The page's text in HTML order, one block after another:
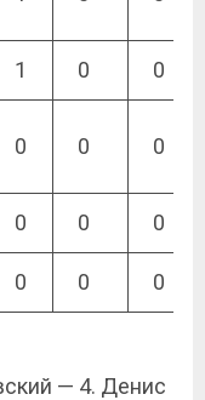
1 0 0
0 0 0
0 0 0
0 0 0
— 4. Денис